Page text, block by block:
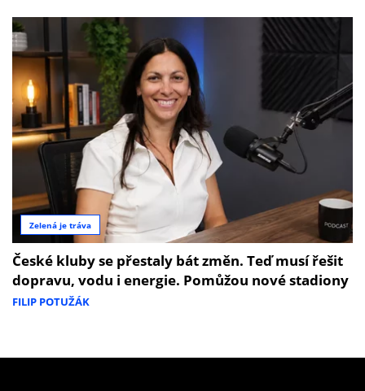
Zelená je tráva
České kluby se přestaly bát změn. Teď musí řešit
dopravu, vodu i energie. Pomůžou nové stadiony
FILIP POTUŽÁK